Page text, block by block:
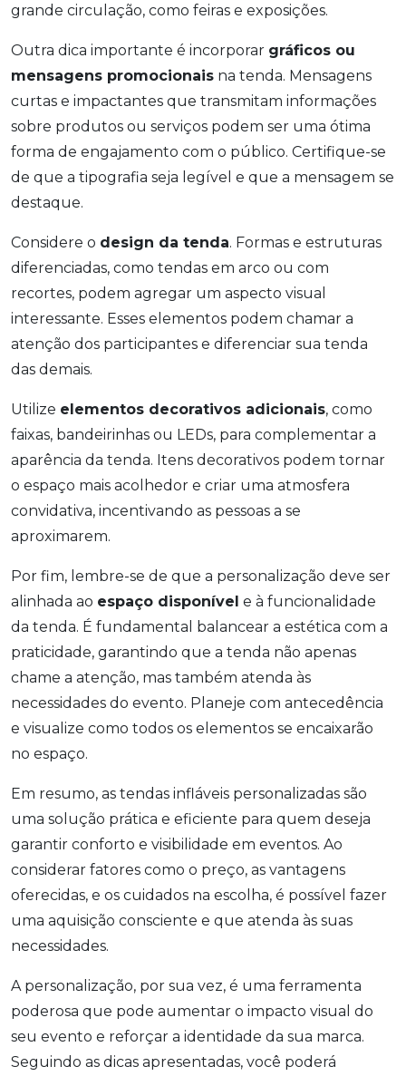
grande circulação, como feiras e exposições.
Outra dica importante é incorporar gráficos ou
mensagens promocionais na tenda. Mensagens
curtas e impactantes que transmitam informações
sobre produtos ou serviços podem ser uma ótima
forma de engajamento com o público. Certifique-se
de que a tipografia seja legível e que a mensagem se
destaque.
Considere o design da tenda. Formas e estruturas
diferenciadas, como tendas em arco ou com
recortes, podem agregar um aspecto visual
interessante. Esses elementos podem chamar a
atenção dos participantes e diferenciar sua tenda
das demais.
Utilize elementos decorativos adicionais, como
faixas, bandeirinhas ou LEDs, para complementar a
aparência da tenda. Itens decorativos podem tornar
o espaço mais acolhedor e criar uma atmosfera
convidativa, incentivando as pessoas a se
aproximarem.
Por fim, lembre-se de que a personalização deve ser
alinhada ao espaço disponível e à funcionalidade
da tenda. É fundamental balancear a estética com a
praticidade, garantindo que a tenda não apenas
chame a atenção, mas também atenda às
necessidades do evento. Planeje com antecedência
e visualize como todos os elementos se encaixarão
no espaço.
Em resumo, as tendas infláveis personalizadas são
uma solução prática e eficiente para quem deseja
garantir conforto e visibilidade em eventos. Ao
considerar fatores como o preço, as vantagens
oferecidas, e os cuidados na escolha, é possível fazer
uma aquisição consciente e que atenda às suas
necessidades.
A personalização, por sua vez, é uma ferramenta
poderosa que pode aumentar o impacto visual do
seu evento e reforçar a identidade da sua marca.
Seguindo as dicas apresentadas, você poderá